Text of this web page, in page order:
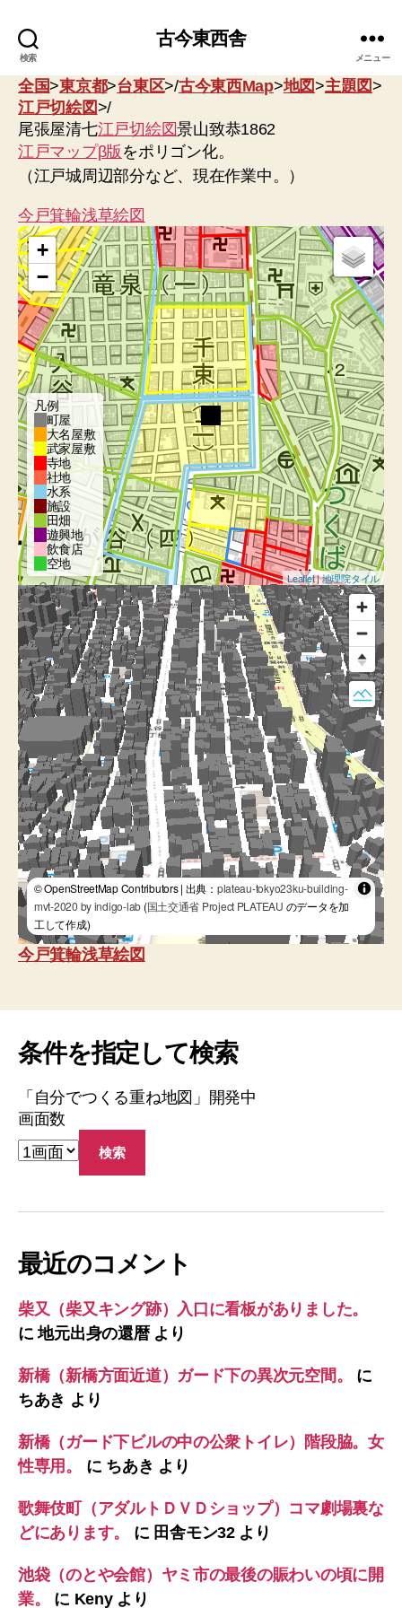
検索
古今東西舎
メニュー
全国>東京都>台東区>/古今東西Map>地図>主題図>
江戸切絵図>/
尾張屋清七江戸切絵図景山致恭1862
江戸マップβ版 をポリゴン化。
（江戸城周辺部分など、現在作業中。）
今戸箕輪浅草絵図
+
−
凡例
町屋
大名屋敷
武家屋敷
寺地
社地
水系
施設
田畑
遊興地
飲食店
空地
Leaflet|地理院タイル
© OpenStreetMap Contributors | 出典： plateau-tokyo23ku-building-
mvt-2020 by indigo-lab (国土交通省 Project PLATEAU のデータを加
工して作成)
今戸箕輪浅草絵図
条件を指定して検索
「自分でつくる重ね地図」開発中
画面数
最近のコメント
柴又（柴又キング跡）入口に看板がありました。
に地元出身の還暦より
新橋（新橋方面近道）ガード下の異次元空間。
に
ちあき より
新橋（ガード下ビルの中の公衆トイレ）階段脇。女
性専用。
に ちあき より
歌舞伎町（アダルトＤＶＤショップ）コマ劇場裏な
どにあります。
に 田舎モン32より
池袋（のとや会館）ヤミ市の最後の賑わいの頃に開
業。
に Kenyより